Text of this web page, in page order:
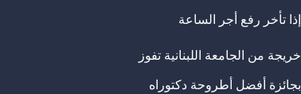
إذا تأخر رفع أجر الساعة
خريجة من الجامعة اللبنانية تفوز
بجائزة أفضل أطروحة دكتوراه